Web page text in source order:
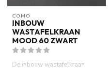
COMO
INBOUW
WASTAFELKRAAN
MOOD 60 ZWART
De inbouw wastafelkraan